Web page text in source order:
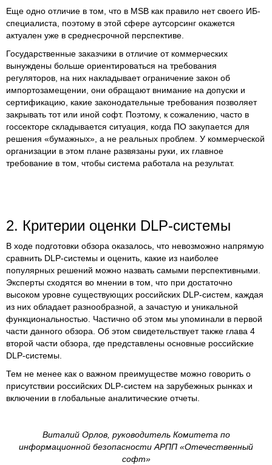
Еще одно отличие в том, что в MSB как правило нет своего ИБ-
специалиста, поэтому в этой сфере аутсорсинг окажется
актуален уже в среднесрочной перспективе.
Государственные заказчики в отличие от коммерческих
вынуждены больше ориентироваться на требования
регуляторов, на них накладывает ограничение закон об
импортозамещении, они обращают внимание на допуски и
сертификацию, какие законодательные требования позволяет
закрывать тот или иной софт. Поэтому, к сожалению, часто в
госсекторе складывается ситуация, когда ПО закупается для
решения «бумажных», а не реальных проблем. У коммерческой
организации в этом плане развязаны руки, их главное
требование в том, чтобы система работала на результат.
2. Критерии оценки DLP-системы
В ходе подготовки обзора оказалось, что невозможно напрямую
сравнить DLP-системы и оценить, какие из наиболее
популярных решений можно назвать самыми перспективными.
Эксперты сходятся во мнении в том, что при достаточно
высоком уровне существующих российских DLP-систем, каждая
из них обладает разнообразной, а зачастую и уникальной
функциональностью. Частично об этом мы упоминали в первой
части данного обзора. Об этом свидетельствует также глава 4
второй части обзора, где представлены основные российские
DLP-системы.
Тем не менее как о важном преимуществе можно говорить о
присутствии российских DLP-систем на зарубежных рынках и
включении в глобальные аналитические отчеты.
Виталий Орлов, руководитель Комитета по
информационной безопасности АРПП «Отечественный
софт»